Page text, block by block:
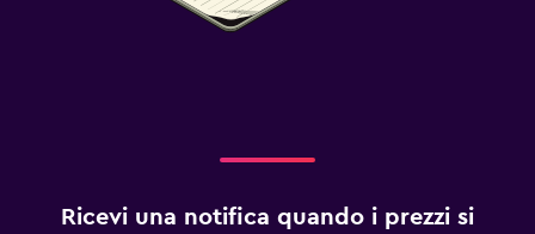
Ricevi una notifica quando i prezzi si